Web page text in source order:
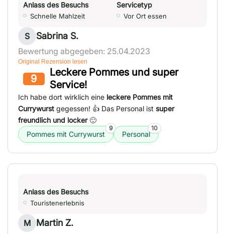
Anlass des Besuchs
Schnelle Mahlzeit
Servicetyp
Vor Ort essen
S Sabrina S.
Bewertung abgegeben: 25.04.2023
Original Rezension lesen
9
Leckere Pommes und super
Service!
Ich habe dort wirklich eine leckere Pommes mit
Currywurst gegessen! 👍 Das Personal ist super
freundlich und locker🙂
Pommes mit Currywurst
9
Personal
10
Anlass des Besuchs
Touristenerlebnis
M Martin Z.